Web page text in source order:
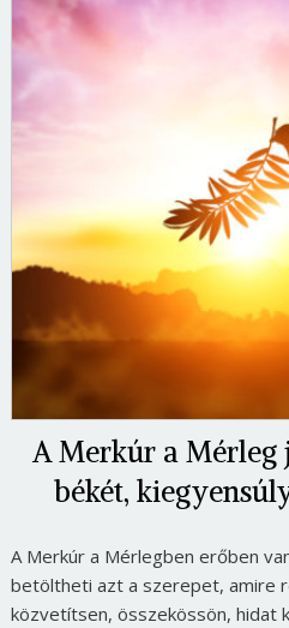
A Merkúr a Mérleg
békét,
A Merkúr a Mérlegben erőben
betöltheti azt a szerepet, amire
közvetítsen, összekössön, hidat